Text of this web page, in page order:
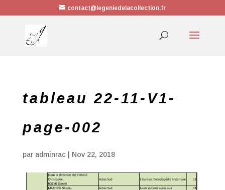
contact@legeniedelacollection.fr
tableau 22-11-V1-
page-002
par adminrac Nov 22, 2018